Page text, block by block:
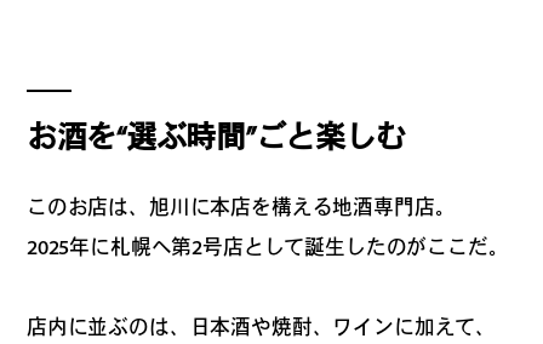
行
# 札幌カレー探訪
お酒を“選ぶ時間”ごと楽しむ
このお店は、旭川に本店を構える地酒専門店。
2025年に札幌へ第2号店として誕生したのがここだ。
店内に並ぶのは、日本酒や焼酎、ワインに加えて、